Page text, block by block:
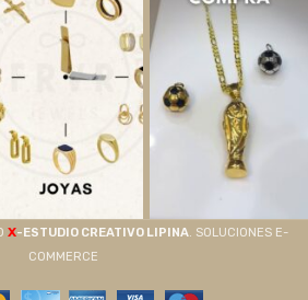
X-ESTUDIO CREATIVO LIPINA. SOLUCIONES E-
COMMERCE